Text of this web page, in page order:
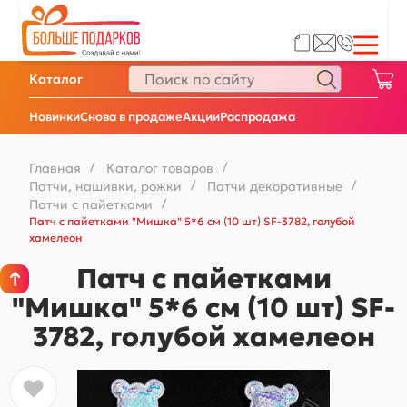
НовинкиСнова в продажеАкцииРаспродажа
Каталог
Главная / Каталог товаров /
Патчи, нашивки, рожки / Патчи декоративные /
Патчи с пайетками
/
Патч с пайетками "Мишка" 5*6 см (10 шт) SF-3782, голубой
хамелеон
Патч с пайетками
"Мишка" 5*6 см (10 шт) SF-
3782, голубой хамелеон